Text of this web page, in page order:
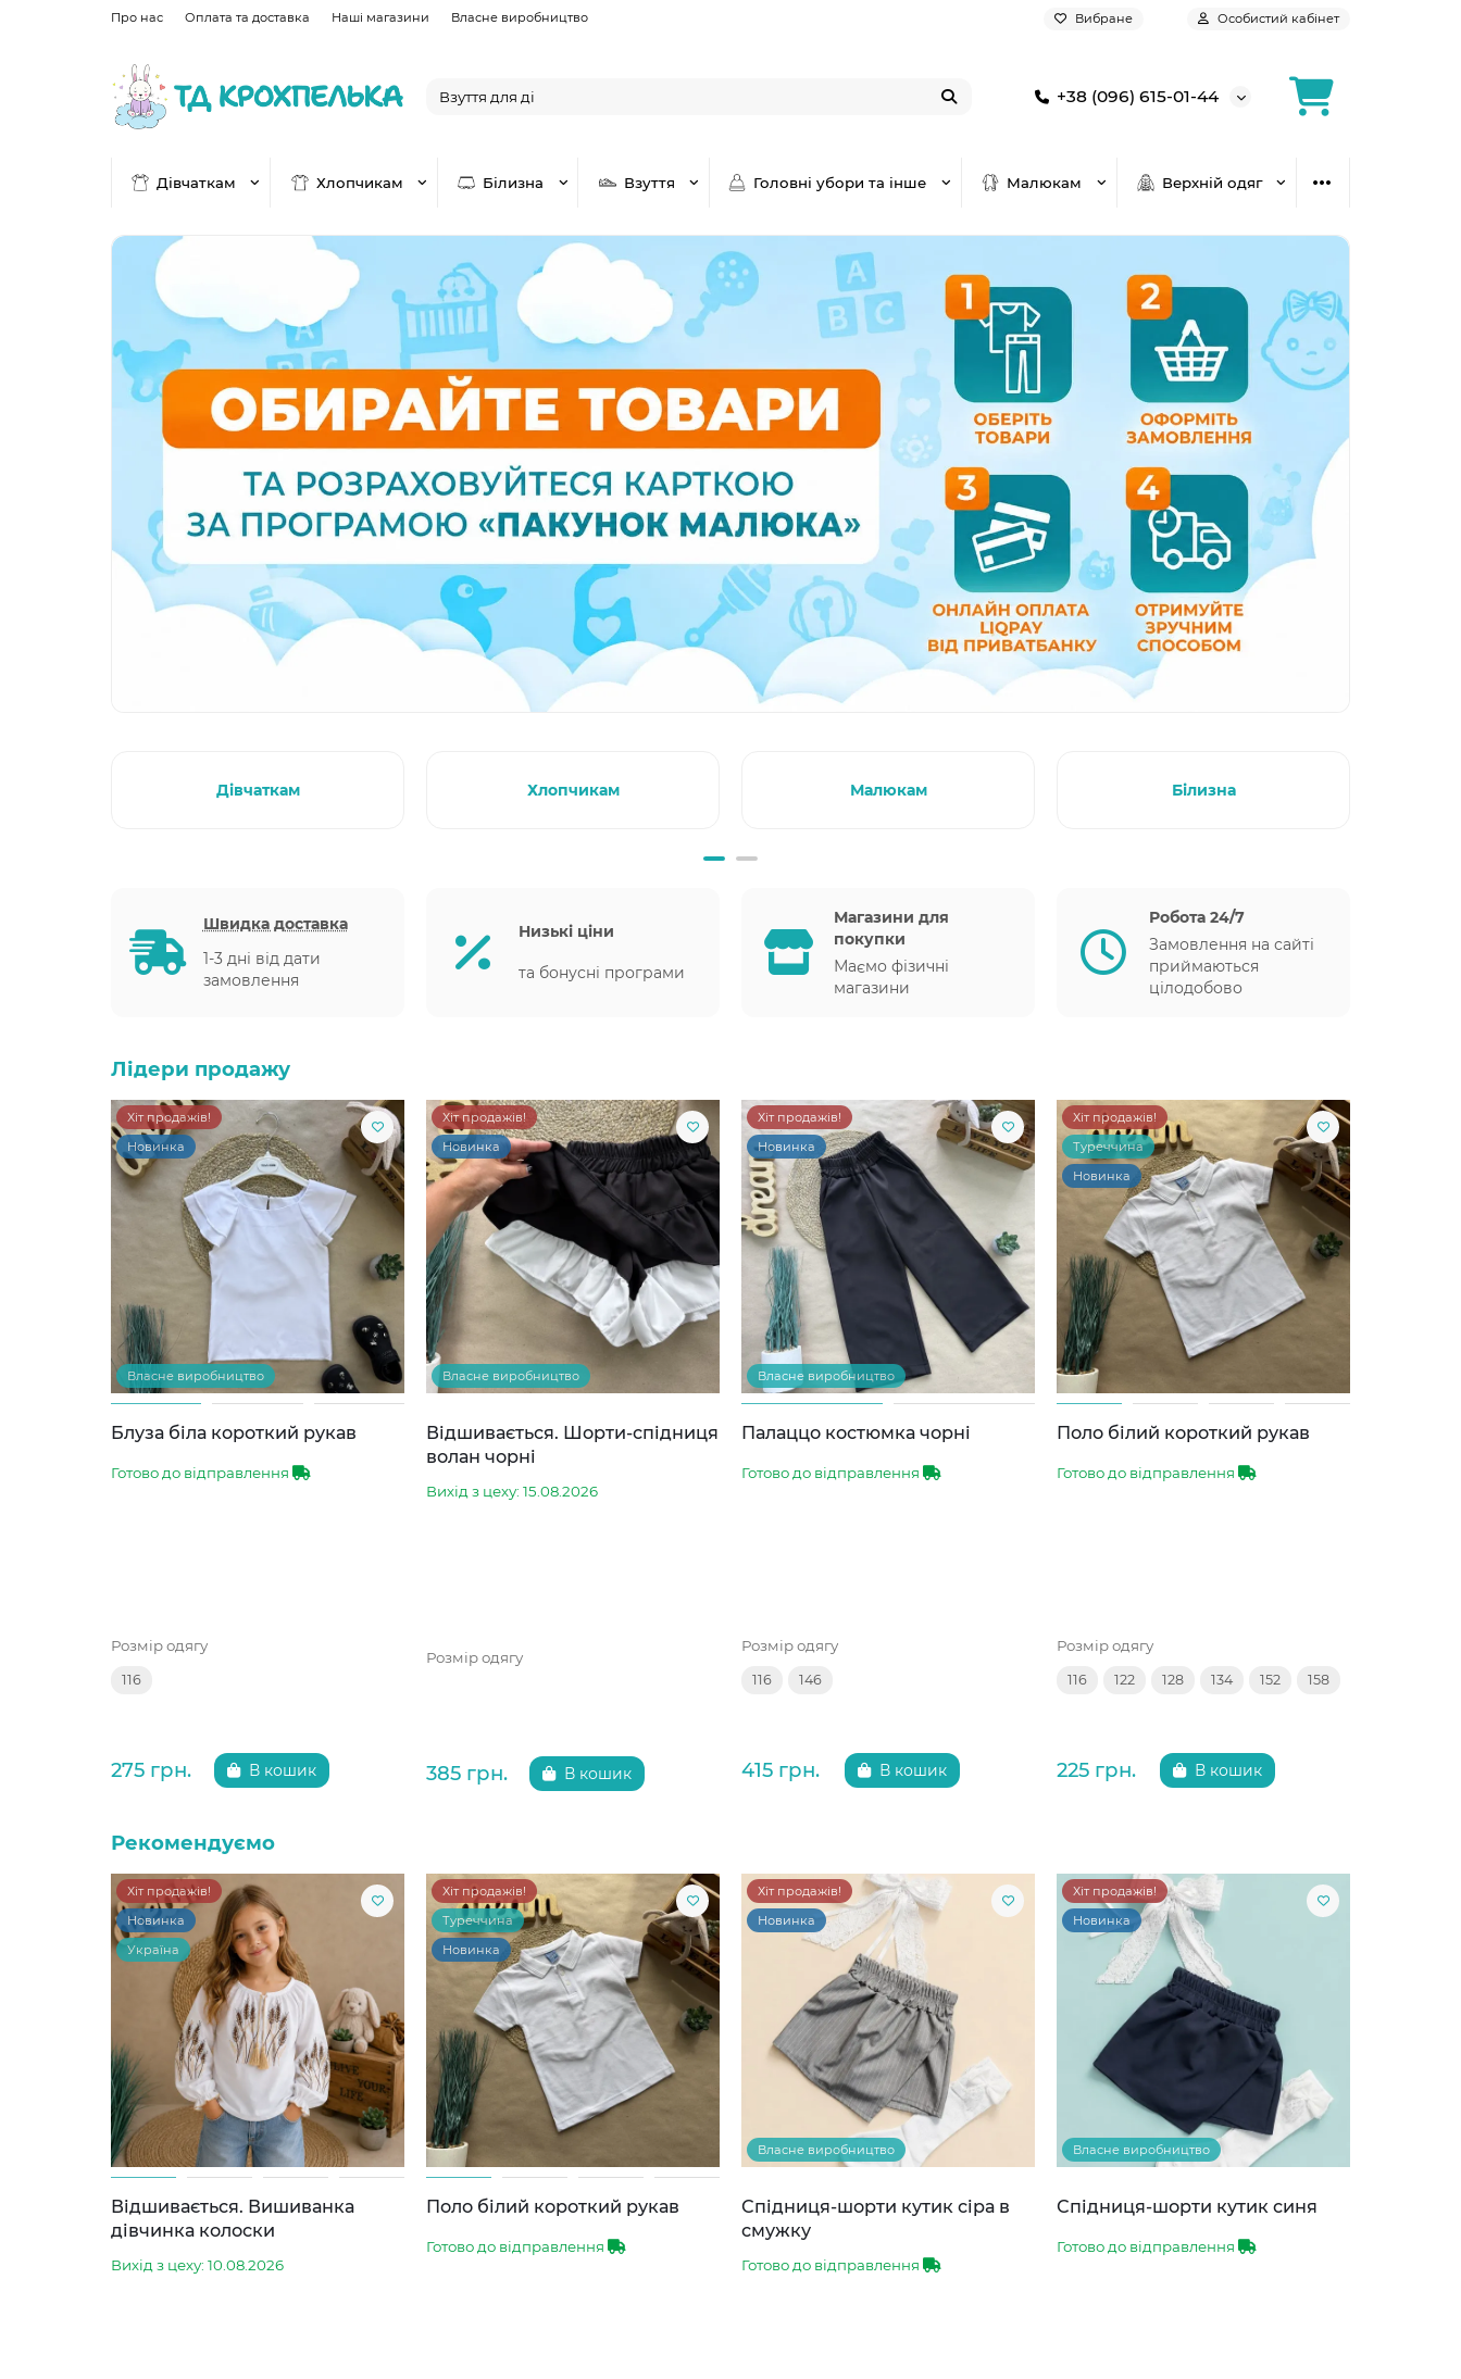
Про нас Оплата та доставка Наші магазини Власне виробництво Вибране Особистий кабінет
+38 (096) 615-01-44
Дівчаткам Хлопчикам Білизна Взуття Головні убори та інше Малюкам Верхній одяг
Дівчаткам Хлопчикам Малюкам Білизна
Швидка доставка
1-3 дні від дати
замовлення
Низькі ціни
та бонусні програми
Магазини для
покупки
Маємо фізичні
магазини
Робота 24/7
Замовлення на сайті
приймаються
цілодобово
Лідери продажу
Хіт продажів!
Новинка
Власне виробництво
Блуза біла короткий рукав
Готово до відправлення
Розмір одягу
116
275 грн. В кошик
Хіт продажів!
Новинка
Власне виробництво
Відшивається. Шорти-спідниця
волан чорні
Вихід з цеху: 15.08.2026
Розмір одягу
385 грн. В кошик
Хіт продажів!
Новинка
Власне виробництво
Палаццо костюмка чорні
Готово до відправлення
Розмір одягу
116 146
415 грн. В кошик
Хіт продажів!
Туреччина
Новинка
Поло білий короткий рукав
Готово до відправлення
Розмір одягу
116 122 128 134 152 158
225 грн. В кошик
Рекомендуємо
Хіт продажів!
Новинка
Україна
Відшивається. Вишиванка
дівчинка колоски
Вихід з цеху: 10.08.2026
Хіт продажів!
Туреччина
Новинка
Поло білий короткий рукав
Готово до відправлення
Хіт продажів!
Новинка
Власне виробництво
Спідниця-шорти кутик сіра в
смужку
Готово до відправлення
Хіт продажів!
Новинка
Власне виробництво
Спідниця-шорти кутик синя
Готово до відправлення